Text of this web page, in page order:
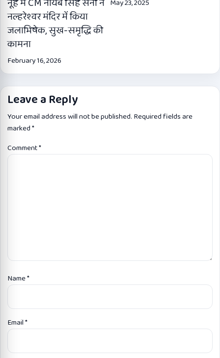
नल्हरेश्वर मंदिर में किया
जलाभिषेक, सुख-समृद्धि की
कामना
February 16, 2026
May 23, 2025
Leave a Reply
Your email address will not be published. Required fields are
marked*
Comment*
Name*
Email*